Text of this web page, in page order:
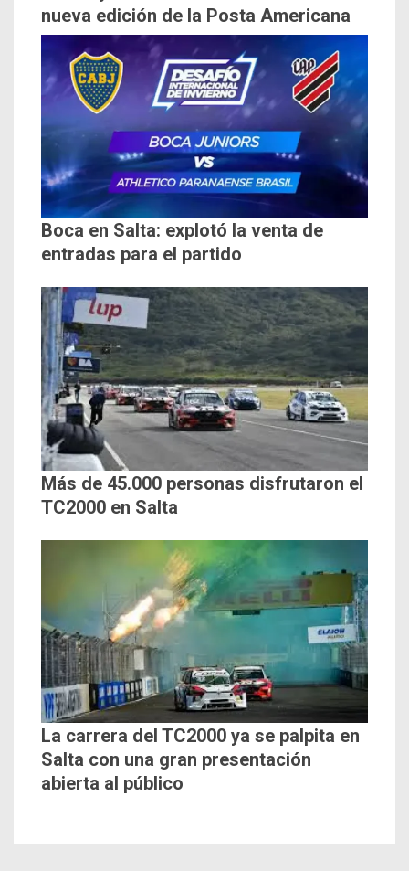
nueva edición de la Posta Americana
Boca en Salta: explotó la venta de
entradas para el partido
Más de 45.000 personas disfrutaron el
TC2000 en Salta
La carrera del TC2000 ya se palpita en
Salta con una gran presentación
abierta al público